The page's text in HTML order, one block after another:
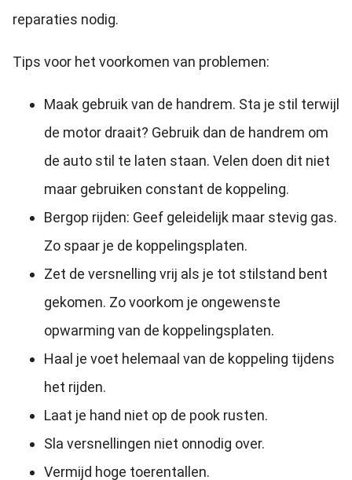
reparaties nodig.
Tips voor het voorkomen van problemen:
Maak gebruik van de handrem. Sta je stil terwijl
de motor draait? Gebruik dan de handrem om
de auto stil te laten staan. Velen doen dit niet
maar gebruiken constant de koppeling.
Bergop rijden: Geef geleidelijk maar stevig gas.
Zo spaar je de koppelingsplaten.
Zet de versnelling vrij als je tot stilstand bent
gekomen. Zo voorkom je ongewenste
opwarming van de koppelingsplaten.
Haal je voet helemaal van de koppeling tijdens
het rijden.
Laat je hand niet op de pook rusten.
Sla versnellingen niet onnodig over.
Vermijd hoge toerentallen.